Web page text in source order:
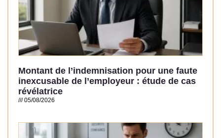
Montant de l’indemnisation pour une faute
inexcusable de l’employeur : étude de cas
révélatrice
05/08/2026